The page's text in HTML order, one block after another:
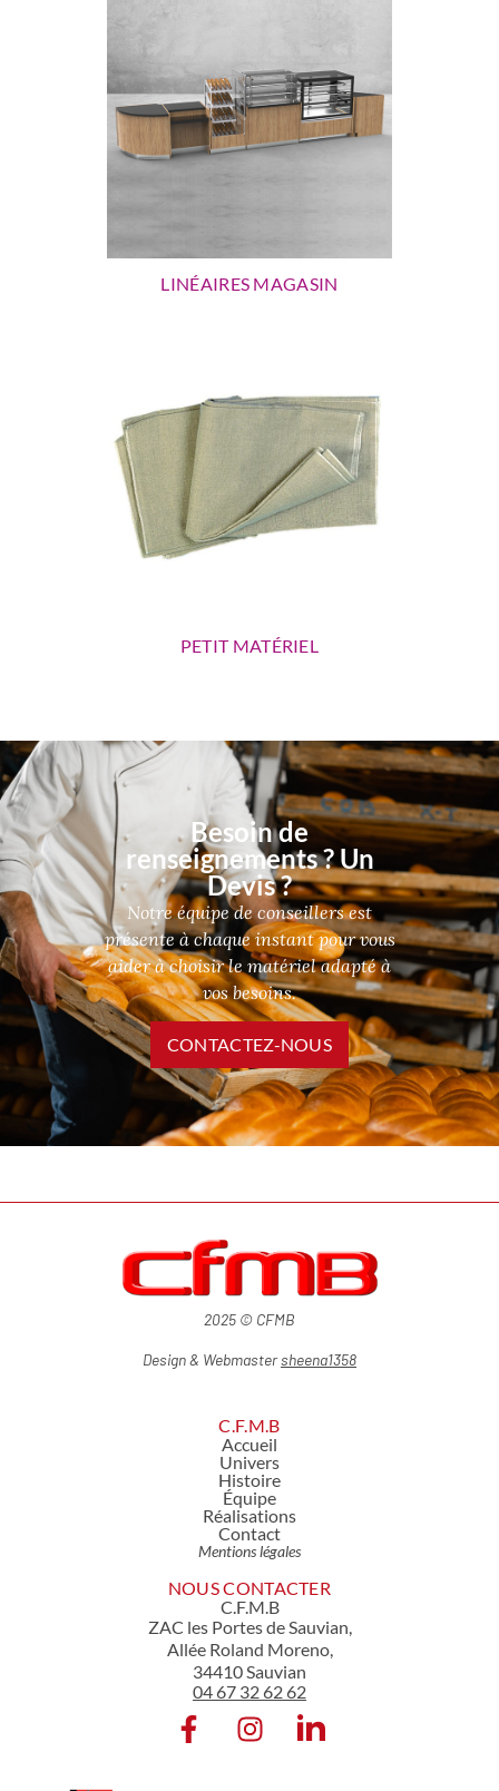
LINÉAIRES MAGASIN
PETIT MATÉRIEL
Besoin de
renseignements ? Un
Devis ?
Notre équipe de conseillers est
présente à chaque instant pour vous
aider à choisir le matériel adapté à
vos besoins.
CONTACTEZ-NOUS
2025 © CFMB
Design & Webmastersheena1358
C.F.M.B
Accueil
Univers
Histoire
Équipe
Réalisations
Contact
Mentions légales
NOUS CONTACTER
C.F.M.B
ZAC les Portes de Sauvian,
Allée Roland Moreno,
34410 Sauvian
04 67 32 62 62